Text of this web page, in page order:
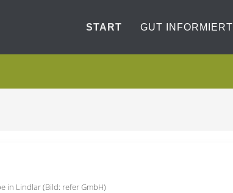
START GUT INFORMIERT
in Lindlar (Bild: refer GmbH)